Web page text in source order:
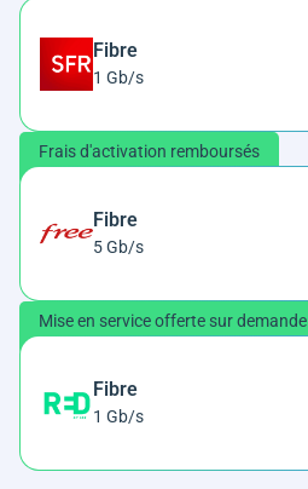
Fibre
1 Gb/s
Frais d'activation remboursés
Fibre
5 Gb/s
Mise en service offerte sur demande
Fibre
1 Gb/s